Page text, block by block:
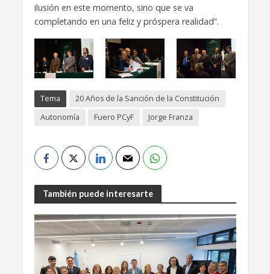
ilusión en este momento, sino que se va
completando en una feliz y próspera realidad”.
Tema
20 Años de la Sanción de la Constitución
Autonomía
Fuero PCyF Jorge Franza
También puede interesarte